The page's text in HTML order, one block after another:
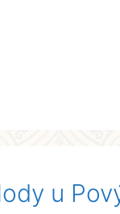
u